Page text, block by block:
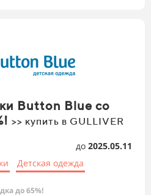
Button Blue со
>> купить в GULLIVER
до 2025.05.11
Детская одежда
до 65%!